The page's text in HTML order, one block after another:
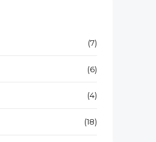
(7)
(6)
(4)
(18)